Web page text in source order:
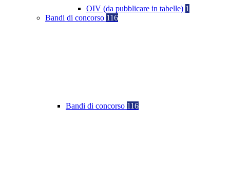
OIV (da pubblicare in tabelle) 1
Bandi di concorso 116
Bandi di concorso 116